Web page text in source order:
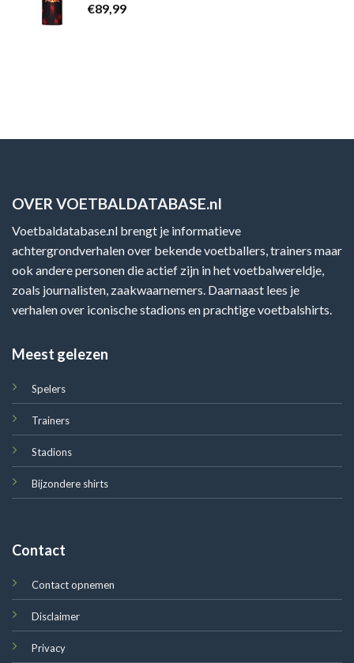
€89,99
OVER VOETBALDATABASE.nl
Voetbaldatabase.nl brengt je informatieve
achtergrondverhalen over bekende voetballers, trainers maar
ook andere personen die actief zijn in het voetbalwereldje,
zoals journalisten, zaakwaarnemers. Daarnaast lees je
verhalen over iconische stadions en prachtige voetbalshirts.
Meest gelezen
Spelers
Trainers
Stadions
Bijzondere shirts
Contact
Contact opnemen
Disclaimer
Privacy